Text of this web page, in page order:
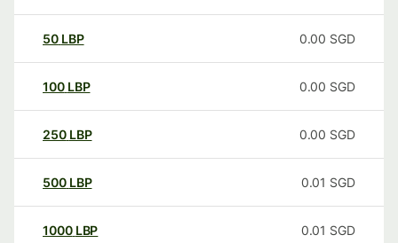
50 LBP 0.00 SGD
100 LBP 0.00 SGD
250 LBP 0.00 SGD
500 LBP 0.01 SGD
1000 LBP 0.01 SGD